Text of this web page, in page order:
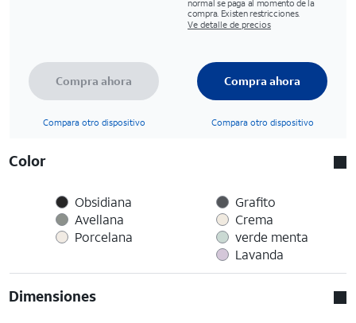
normal se paga al momento de la
compra. Existen restricciones.
Ve detalle de precios
Compra ahora
Compara otro dispositivo
Compra ahora
Compara otro dispositivo
Color
Obsidiana
Avellana
Porcelana
Grafito
Crema
verde menta
Lavanda
Dimensiones